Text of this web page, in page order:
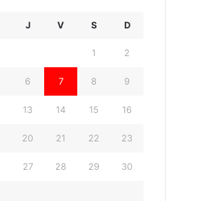
J V S D
1 2
6 7 8 9
13 14 15 16
20 21 22 23
27 28 29 30